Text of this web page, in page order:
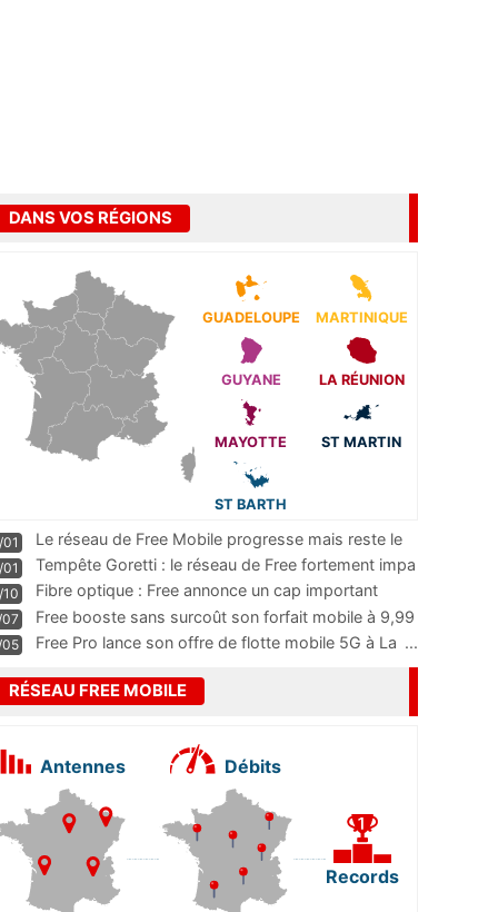
DANS VOS RÉGIONS
GUADELOUPE MARTINIQUE
GUYANE LA RÉUNION
MAYOTTE ST MARTIN
ST BARTH
Le réseau de Free Mobile progresse mais reste le
m
...
Tempête Goretti : le réseau de Free fortement impa
Fibre optique : Free annonce un cap important
pass
...
Free booste sans surcoût son forfait mobile à 9,99
Free Pro lance son offre de flotte mobile 5G à La ...
RÉSEAU FREE MOBILE
Antennes Débits
Records